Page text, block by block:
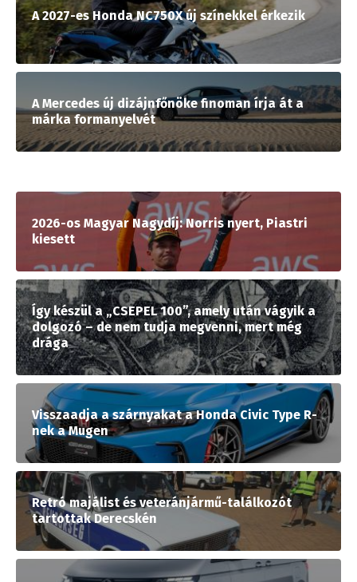
A 2027-es Honda NC750X új színekkel érkezik
A Mercedes új dizájnfőnöke finoman írja át a
márka formanyelvét
2026-os Magyar Nagydíj: Norris nyert, Piastri
kiesett
Így készül a „CSEPEL 100”, amely után vágyik a
dolgozó – de nem tudja megvenni, mert még
drága
Visszaadja a szárnyakat a Honda Civic Type R-
nek a Mugen
Retró majálist és veteránjármű-találkozót
tartottak Derecskén